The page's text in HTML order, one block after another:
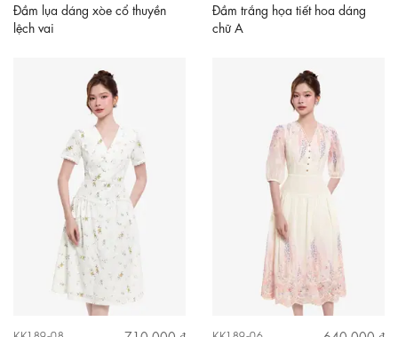
Đầm lụa dáng xòe cổ thuyền
lệch vai
Đầm trắng họa tiết hoa dáng
chữ A